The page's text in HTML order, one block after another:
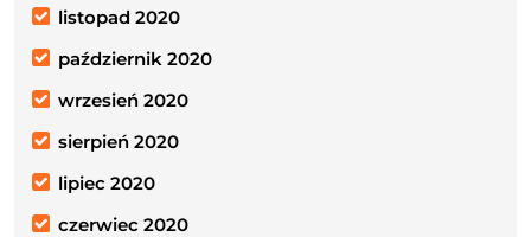
listopad 2020
październik 2020
wrzesień 2020
sierpień 2020
lipiec 2020
czerwiec 2020